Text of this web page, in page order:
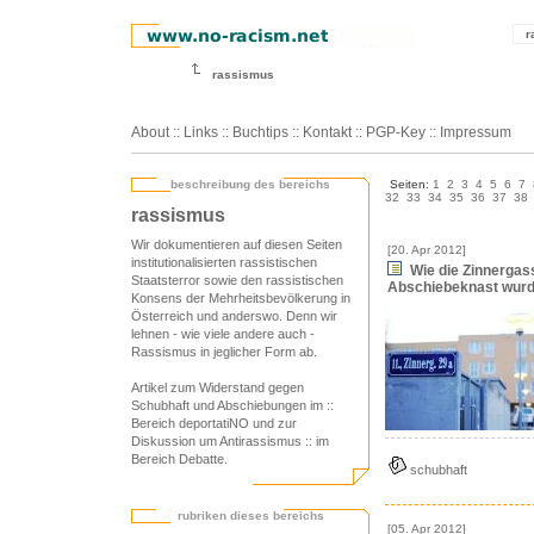
rassismus
About :: Links :: Buchtips :: Kontakt :: PGP-Key :: Impressum
beschreibung des bereichs
rassismus
Wir dokumentieren auf diesen Seiten
institutionalisierten rassistischen
Staatsterror sowie den rassistischen
Konsens der Mehrheitsbevölkerung in
Österreich und anderswo. Denn wir
lehnen - wie viele andere auch -
Rassismus in jeglicher Form ab.
Artikel zum Widerstand gegen
Schubhaft und Abschiebungen im ::
Bereich deportatiNO und zur
Diskussion um Antirassismus :: im
Bereich Debatte
rubriken dieses bereichs
Seiten: 1 2 3 4 5 6 7
32
33 34 35 36 37 38
[20. Apr 2012]
Wie die
Abschiebeknast
schubhaft
[05. Apr 2012]